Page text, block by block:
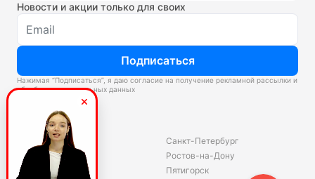
Новости и акции только для своих
Подписаться
Нажимая “Подписаться”, я даю согласие на получение рекламной рассылки и
обработку персональных данных
Склады
Владивосток
Екатеринбург
Красноярск
Санкт-Петербург
Ростов-на-Дону
Пятигорск